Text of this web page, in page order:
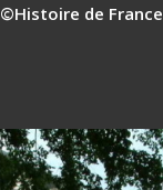
©Histoire de France